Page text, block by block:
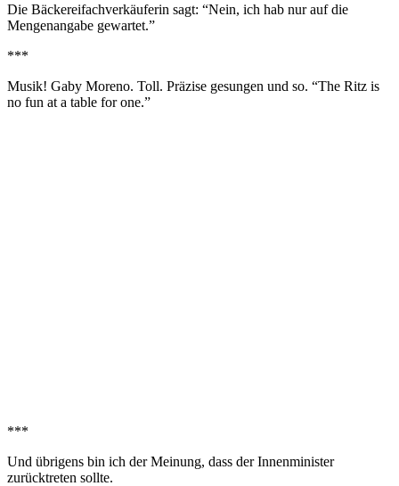
Die Bäckereifachverkäuferin sagt: “Nein, ich hab nur auf die
Mengenangabe gewartet.”
***
Musik! Gaby Moreno. Toll. Präzise gesungen und so. “The Ritz is
no fun at a table for one.”
***
Und übrigens bin ich der Meinung, dass der Innenminister
zurücktreten sollte.